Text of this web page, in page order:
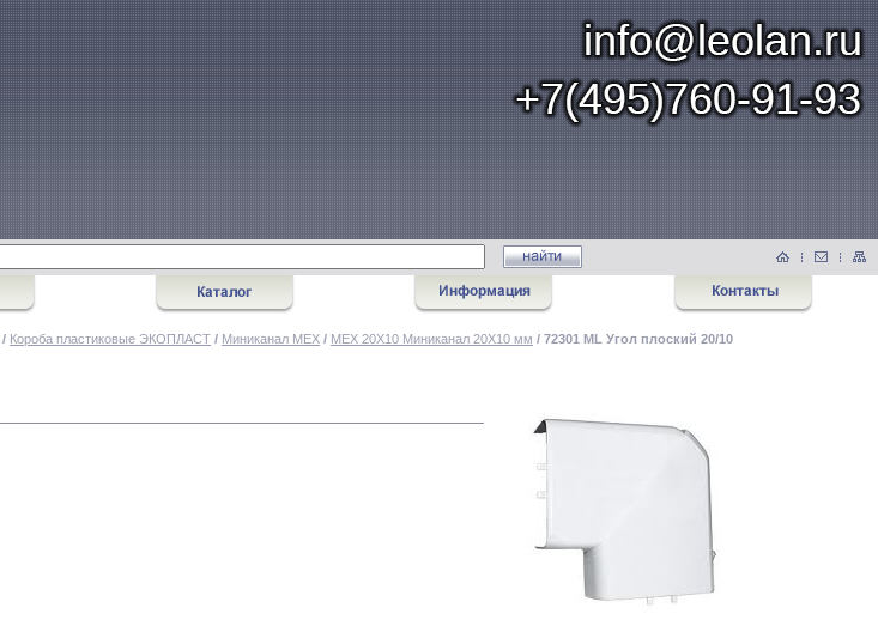
/ Короба пластиковые ЭКОПЛАСТ / Миниканал MEX / MEX 20Х10 Миниканал 20Х10 мм / 72301 ML Угол плоский 20/10